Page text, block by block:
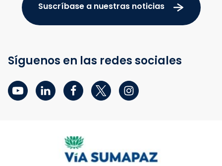
Suscríbase a nuestras noticias
Síguenos en las redes sociales